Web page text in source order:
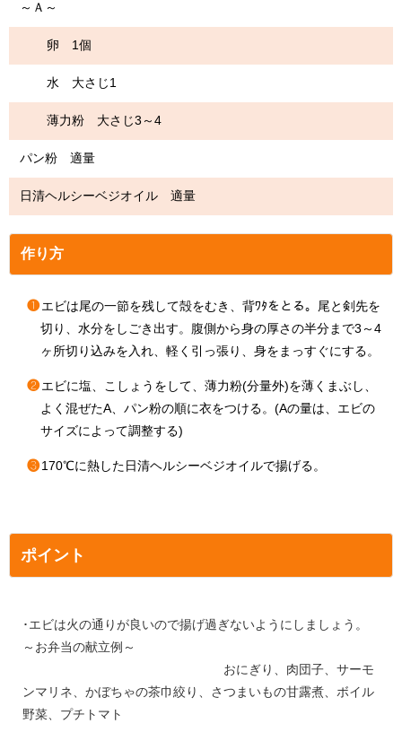
～Ａ～
卵 1個
水 大さじ1
薄力粉 大さじ3～4
パン粉 適量
日清ヘルシーベジオイル 適量
作り方
❶ エビは尾の一節を残して殻をむき、背ﾜﾀをとる。尾と剣先を
切り、水分をしごき出す。腹側から身の厚さの半分まで3～4
ヶ所切り込みを入れ、軽く引っ張り、身をまっすぐにする。
❷ エビに塩、こしょうをして、薄力粉(分量外)を薄くまぶし、
よく混ぜたA、パン粉の順に衣をつける。(Aの量は、エビの
サイズによって調整する)
❸ 170℃に熱した日清ヘルシーベジオイルで揚げる。
ポイント
･エビは火の通りが良いので揚げ過ぎないようにしましょう。
～お弁当の献立例～
おにぎり、肉団子、サーモ
ンマリネ、かぼちゃの茶巾絞り、さつまいもの甘露煮、ボイル
野菜、プチトマト